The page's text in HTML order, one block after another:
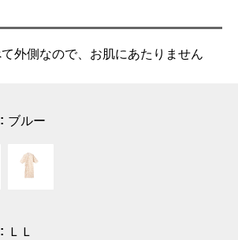
外側なので、お肌にあたりません
ブルー
ＬＬ